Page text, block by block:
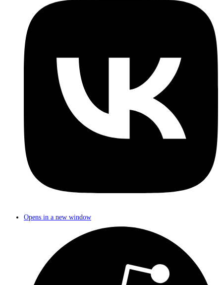
Opens in a new window